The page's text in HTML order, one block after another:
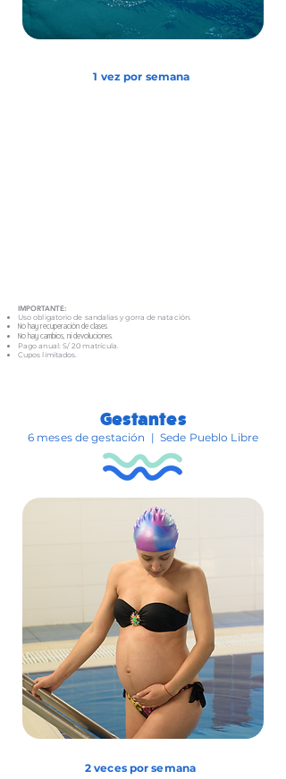
1 vez por semana
IMPORTANTE:
Uso obligatorio de sandalias y gorra de natación.
No hay recuperación de clases.
No hay cambios, ni devoluciones.
Pago anual: S/ 20 matrícula.
Cupos limitados.
Gestantes
6 meses de gestación | Sede Pueblo Libre
2 veces por semana